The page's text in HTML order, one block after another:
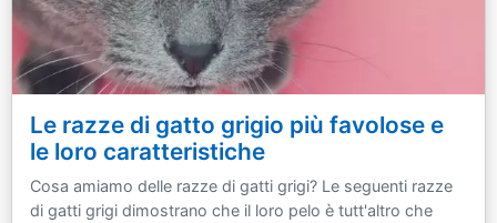
Le razze di gatto grigio più favolose e
le loro caratteristiche
Cosa amiamo delle razze di gatti grigi? Le seguenti razze
di gatti grigi dimostrano che il loro pelo è tutt'altro che